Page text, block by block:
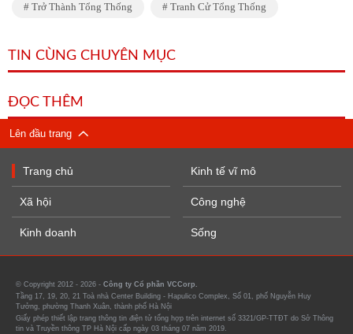
Trở Thành Tổng Thống Tranh Cử Tổng Thống
TIN CÙNG CHUYÊN MỤC
ĐỌC THÊM
Lên đầu trang
Trang chủ
Xã hội
Kinh doanh
Kinh tế vĩ mô
Công nghệ
Sống
© Copyright 2012 - 2026 - Công ty Cổ phần VCCorp.
Tầng 17, 19, 20, 21 Toà nhà Center Building - Hapulico Complex, Số 01, phố Nguyễn Huy
Tưởng, phường Thanh Xuân, thành phố Hà Nội
Giấy phép thiết lập trang thông tin điện tử tổng hợp trên internet số 3321/GP-TTĐT do Sở Thông
tin và Truyền thông TP Hà Nội cấp ngày 03 tháng 07 năm 2019.